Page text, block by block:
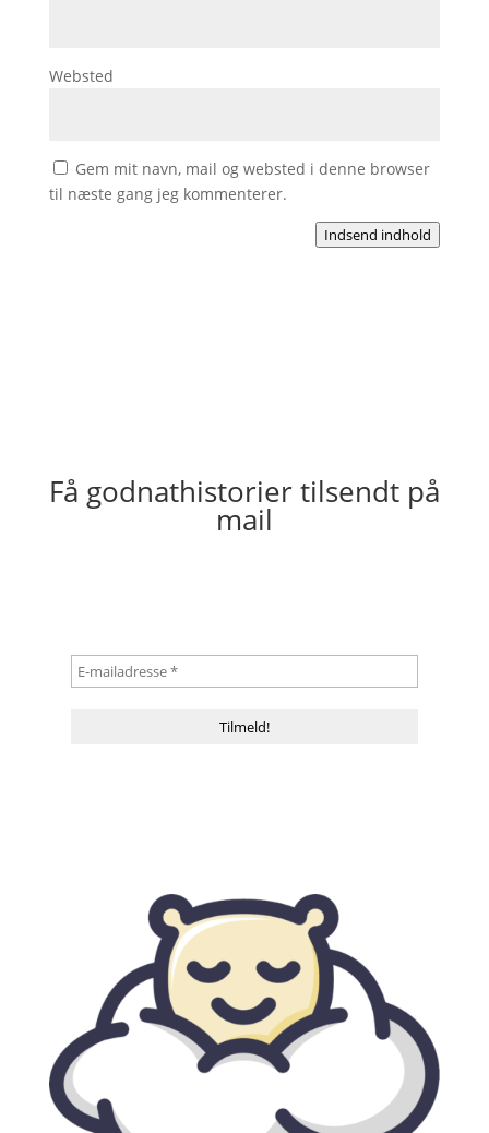
Websted
Gem mit navn, mail og websted i denne browser
til næste gang jeg kommenterer.
Indsend indhold
Få godnathistorier tilsendt på
mail